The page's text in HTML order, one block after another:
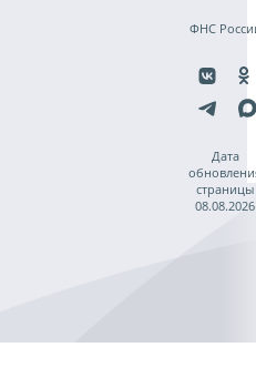
ФНС
Дата
страницы
08.08.2026